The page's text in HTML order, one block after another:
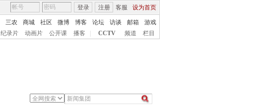
客服 设为首页
登录 注册
三农 商城 社区 微博 博客 论坛 访谈 邮箱
游戏
纪录片 动画片 公开课 播客 CCTV 频道 栏目